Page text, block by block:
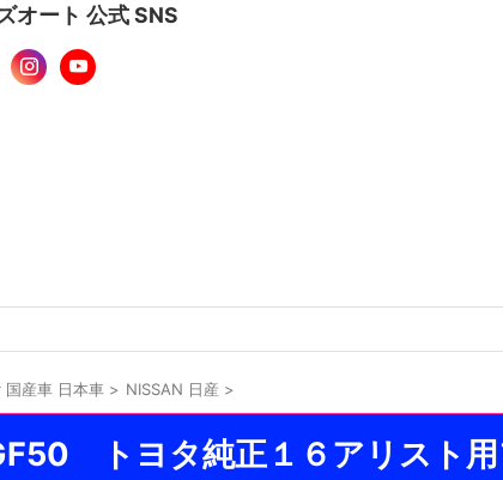
オート 公式 SNS
産車 日本車 > NISSAN 日産 >
トヨタ純正１６アリスト